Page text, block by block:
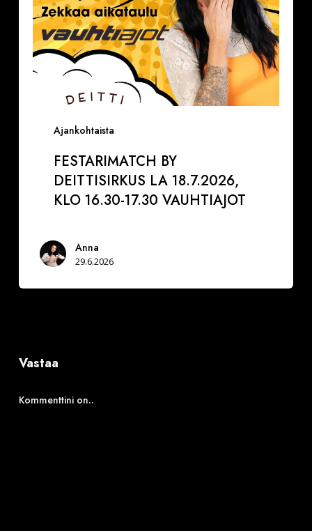
Ajankohtaista
VAUHTIAJOT
FESTARIMATCH BY
DEITTISIRKUS LA 18.7.2026,
KLO 16.30-17.30 VAUHTIAJOT
Anna
29.6.2026
Vastaa
Kommenttini on..